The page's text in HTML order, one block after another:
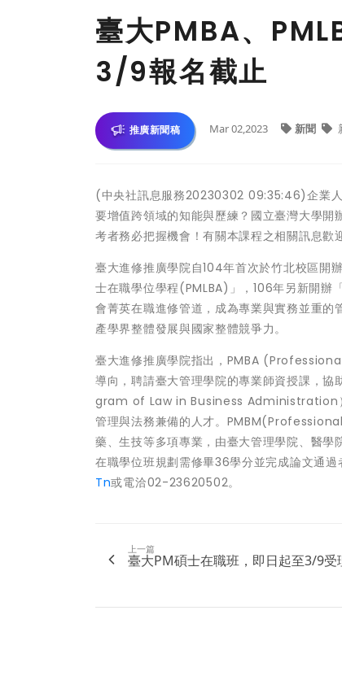
臺大PMBA、
3/9報名截止
推廣新聞稿 Mar 02,2023 新聞
(中央社訊息服務20230302 09:35:46)企業人
要增值跨領域的知能與歷練？國立臺灣大學開
考者務必把握機會！有關本課程之相關訊息
臺大進修推廣學院自104年首次於竹北校區開
士在職學位學程(PMLBA)」，106年另新開辦
會菁英在職進修管道，成為專業與實務並重
產學界整體發展與國家整體競爭力。
臺大進修推廣學院指出，PMBA
導向，聘請臺大管理學院的專業師資授課，
gram of Law in Business Administration）
管理與法務兼備的人才。
藥、生技等多項專業，由臺大管理學院、醫
在職學位班規劃需修畢36學分並完成論文通
Tn或電洽02-23620502。
上一篇
臺大PM碩士在職班，即日起至3/9受